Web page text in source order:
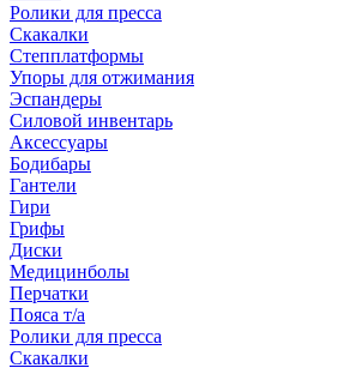
Ролики для пресса
Скакалки
Степплатформы
Упоры для отжимания
Эспандеры
Силовой инвентарь
Аксессуары
Бодибары
Гантели
Гири
Грифы
Диски
Медицинболы
Перчатки
Пояса т/а
Ролики для пресса
Скакалки